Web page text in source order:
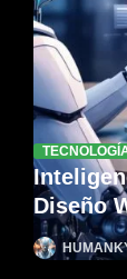
Diseño